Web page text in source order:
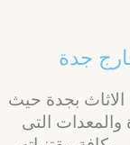
جدة
بجدة حيث
التى